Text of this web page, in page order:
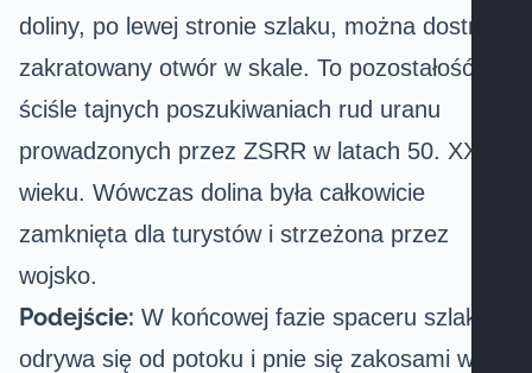
doliny, po lewej stronie szlaku, można dostrzec
zakratowany otwór w skale. To pozostałość po
ściśle tajnych poszukiwaniach rud uranu
prowadzonych przez ZSRR w latach 50. XX
wieku. Wówczas dolina była całkowicie
zamknięta dla turystów i strzeżona przez
wojsko.
Podejście: W końcowej fazie spaceru szlak
odrywa się od potoku i pnie się zakosami w